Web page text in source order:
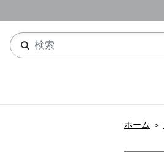
ホーム ＞